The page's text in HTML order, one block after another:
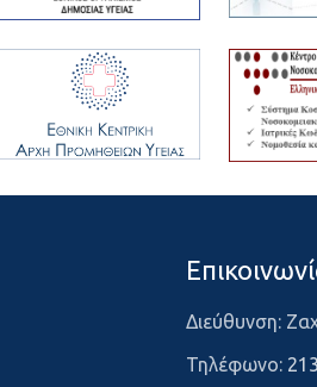
Διεύθυνση:
Τηλέφωνο: